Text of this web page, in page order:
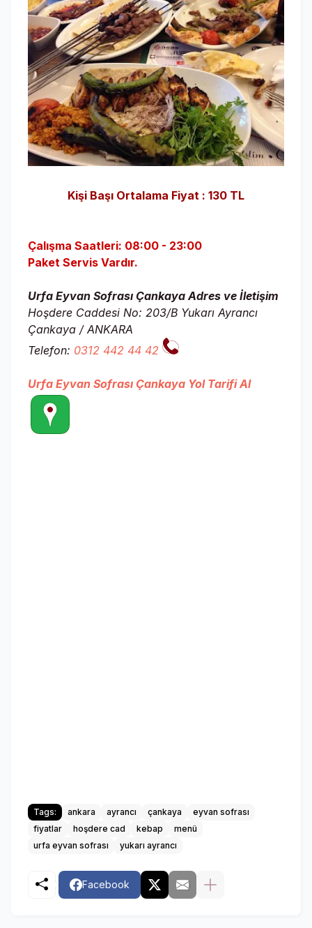
Kişi Başı Ortalama Fiyat : 130 TL
Çalışma Saatleri: 08:00 - 23:00
Paket Servis Vardır.
Urfa Eyvan Sofrası Çankaya Adres ve İletişim
Hoşdere Caddesi No: 203/B Yukarı Ayrancı
Çankaya / ANKARA
Telefon: 0312 442 44 42
Urfa Eyvan Sofrası Çankaya Yol Tarifi Al
Tags: ankara ayrancı çankaya
eyvan sofrası
fiyatlar
hoşdere cad kebap
menü
urfa eyvan sofrası
yukarı ayrancı
Facebook